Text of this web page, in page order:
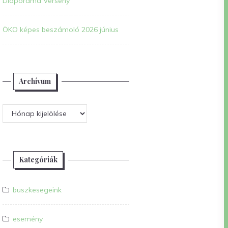
ÖKO képes beszámoló 2026 június
Archívum
Archívum
Kategóriák
buszkesegeink
esemény